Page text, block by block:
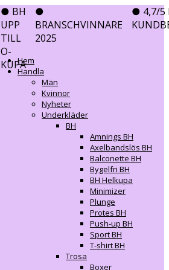
● BH
UPP
TILL
O-
KUPA
●
BRANSCHVINNARE
2025
● 4,7/5
Hem
Handla
Män
Kvinnor
Nyheter
Underkläder
BH
Amnings BH
Axelbandslös BH
Balconette BH
Bygelfri BH
BH Helkupa
Minimizer
Plunge
Protes BH
Push-up BH
Sport BH
T-shirt BH
Trosa
Boxer